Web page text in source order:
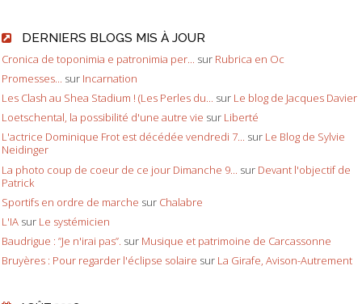
DERNIERS BLOGS MIS À JOUR
Cronica de toponimia e patronimia per... sur Rubrica en Oc
Promesses... sur Incarnation
Les Clash au Shea Stadium ! (Les Perles du... sur Le blog de Jacques Davier
Loetschental, la possibilité d'une autre vie sur Liberté
L'actrice Dominique Frot est décédée vendredi 7... sur Le Blog de Sylvie
Neidinger
La photo coup de coeur de ce jour Dimanche 9... sur Devant l'objectif de
Patrick
Sportifs en ordre de marche sur Chalabre
L'IA sur Le systémicien
Baudrigue : ”Je n'irai pas”. sur Musique et patrimoine de Carcassonne
Bruyères : Pour regarder l'éclipse solaire sur La Girafe, Avison-Autrement